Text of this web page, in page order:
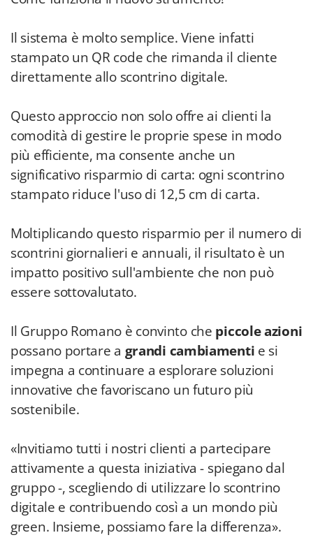
Il sistema è molto semplice. Viene infatti
stampato un QR code che rimanda il cliente
direttamente allo scontrino digitale.
Questo approccio non solo offre ai clienti la
comodità di gestire le proprie spese in modo
più efficiente, ma consente anche un
significativo risparmio di carta: ogni scontrino
stampato riduce l'uso di 12,5 cm di carta.
Moltiplicando questo risparmio per il numero di
scontrini giornalieri e annuali, il risultato è un
impatto positivo sull'ambiente che non può
essere sottovalutato.
Il Gruppo Romano è convinto che piccole azioni
possano portare a grandi cambiamenti e si
impegna a continuare a esplorare soluzioni
innovative che favoriscano un futuro più
sostenibile.
«Invitiamo tutti i nostri clienti a partecipare
attivamente a questa iniziativa - spiegano dal
gruppo -, scegliendo di utilizzare lo scontrino
digitale e contribuendo così a un mondo più
green. Insieme, possiamo fare la differenza».